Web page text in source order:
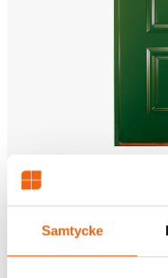
Samtycke
Ytterdörr Lurs Blidö
24990 kr
22491 kr